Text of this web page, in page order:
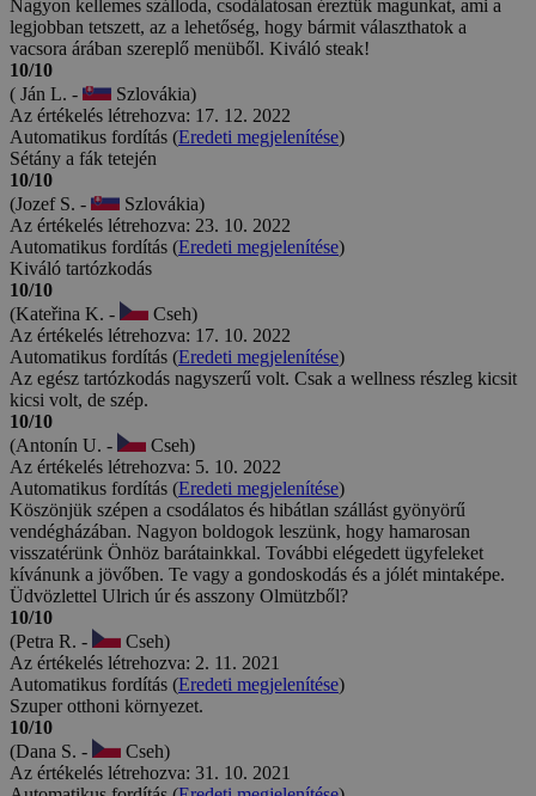
Nagyon kellemes szálloda, csodálatosan éreztük magunkat, ami a
legjobban tetszett, az a lehetőség, hogy bármit választhatok a
vacsora árában szereplő menüből. Kiváló steak!
10/10
( Ján L. -
Szlovákia)
Az értékelés létrehozva: 17. 12. 2022
Automatikus fordítás (Eredeti megjelenítése)
Sétány a fák tetején
10/10
(Jozef S. -
Szlovákia)
Az értékelés létrehozva: 23. 10. 2022
Automatikus fordítás (Eredeti megjelenítése)
Kiváló tartózkodás
10/10
(Kateřina K. -
Cseh)
Az értékelés létrehozva: 17. 10. 2022
Automatikus fordítás (Eredeti megjelenítése)
Az egész tartózkodás nagyszerű volt. Csak a wellness részleg kicsit
kicsi volt, de szép.
10/10
(Antonín U. -
Cseh)
Az értékelés létrehozva: 5. 10. 2022
Automatikus fordítás (Eredeti megjelenítése)
Köszönjük szépen a csodálatos és hibátlan szállást gyönyörű
vendégházában. Nagyon boldogok leszünk, hogy hamarosan
visszatérünk Önhöz barátainkkal. További elégedett ügyfeleket
kívánunk a jövőben. Te vagy a gondoskodás és a jólét mintaképe.
Üdvözlettel Ulrich úr és asszony Olmützből?
10/10
(Petra R. -
Cseh)
Az értékelés létrehozva: 2. 11. 2021
Automatikus fordítás (Eredeti megjelenítése)
Szuper otthoni környezet.
10/10
(Dana S. -
Cseh)
Az értékelés létrehozva: 31. 10. 2021